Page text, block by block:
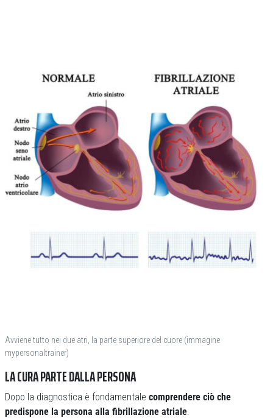
Avviene tutto nei due atri, la parte superiore del cuore (immagine
mypersonaltrainer)
LA CURA PARTE DALLA PERSONA
Dopo la diagnostica è fondamentale comprendere ciò che
predispone la persona alla fibrillazione atriale.